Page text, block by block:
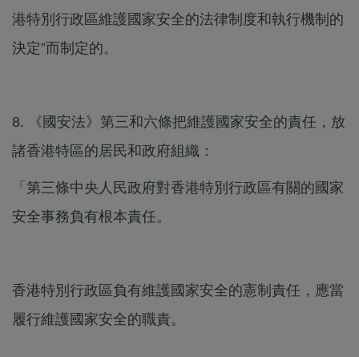
港特別行政區維護國家安全的法律制度和執行機制的
決定”而制定的。
8. 《國安法》第三和六條把維護國家安全的責任，放
諸香港特區的居民和政府組織：
「​第三條​中央人民政府對香港特別行政區有關的國家
安全事務負有根本責任。
香港特別行政區負有維護國家安全的憲制責任，應當
履行維護國家安全的職責。